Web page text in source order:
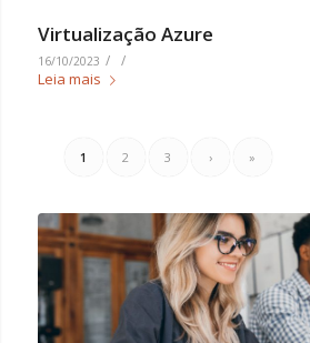
Virtualização Azure
16/10/2023 / /
Leia mais
1 2 3 › »